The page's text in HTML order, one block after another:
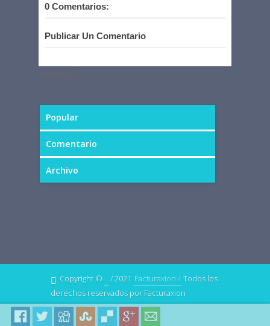
0 Comentarios:
Publicar Un Comentario
Popular
Comentario
Archivo
Copyright © . / 2021 Facturaxion / Todos los
derechos reservados por Facturaxion